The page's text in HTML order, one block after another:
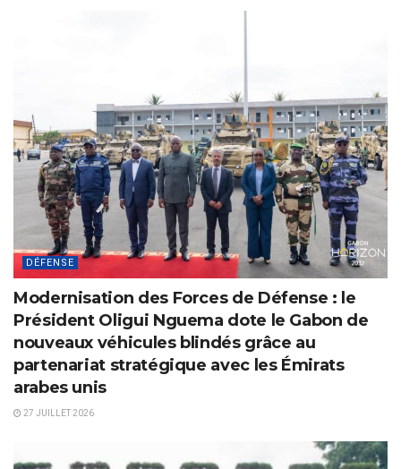
DÉFENSE
Modernisation des Forces de Défense : le
Président Oligui Nguema dote le Gabon de
nouveaux véhicules blindés grâce au
partenariat stratégique avec les Émirats
arabes unis
27 JUILLET 2026